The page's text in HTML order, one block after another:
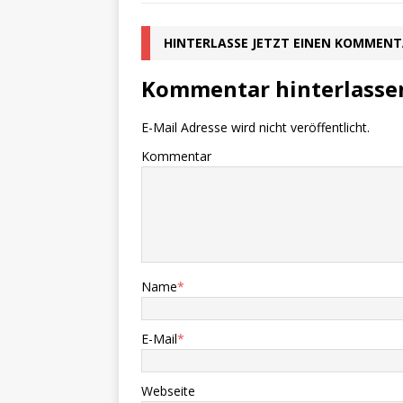
HINTERLASSE JETZT EINEN
Kommentar
E-Mail Adresse wird nicht veröffentlicht.
Kommentar
Name*
E-Mail*
Webseite